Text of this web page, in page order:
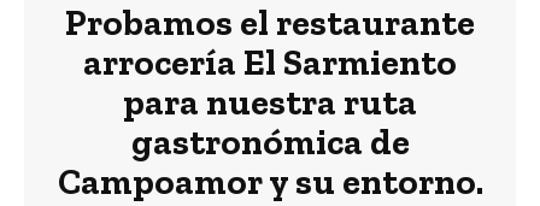
Probamos el restaurante
arrocería El Sarmiento
para nuestra ruta
gastronómica de
Campoamor y su entorno.